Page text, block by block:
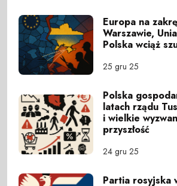
Europa na
Warszawie,
Polska wciąż
25 gru 25
Polska
latach rządu
i wielkie
przyszłość
24 gru 25
Partia rosyjska